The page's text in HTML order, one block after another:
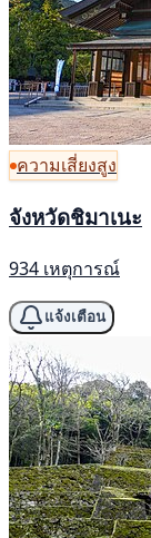
ความเสี่ยงสูง
จังหวัดชิมาเนะ
934 เหตุการณ์
แจ้งเตือน